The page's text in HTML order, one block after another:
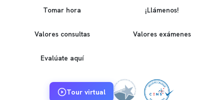
Tomar hora ¡Llámenos!
Valores consultas Valores exámenes
Evalúate aquí
Tour virtual